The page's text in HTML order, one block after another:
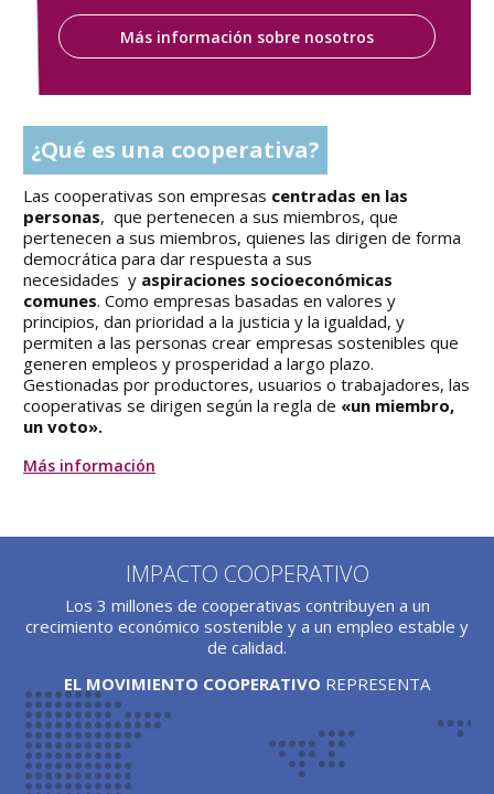
Más información sobre nosotros
¿Qué es una cooperativa?
Las cooperativas son empresas centradas en las
personas, que pertenecen a sus miembros, que
pertenecen a sus miembros, quienes las dirigen de forma
democrática para dar respuesta a sus
necesidades y aspiraciones socioeconómicas
comunes. Como empresas basadas en valores y
principios, dan prioridad a la justicia y la igualdad, y
permiten a las personas crear empresas sostenibles que
generen empleos y prosperidad a largo plazo.
Gestionadas por productores, usuarios o trabajadores, las
cooperativas se dirigen según la regla de «un miembro,
un voto».
Más información
IMPACTO COOPERATIVO
Los 3 millones de cooperativas contribuyen a un
crecimiento económico sostenible y a un empleo estable y
de calidad.
EL MOVIMIENTO COOPERATIVO REPRESENTA